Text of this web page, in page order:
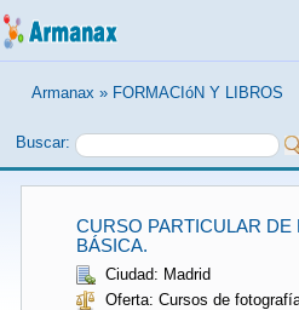
Armanax » FORMACIóN Y LIBROS
Buscar:
CURSO PARTICULAR DE
BÁSICA.
Ciudad: Madrid
Oferta: Cursos de